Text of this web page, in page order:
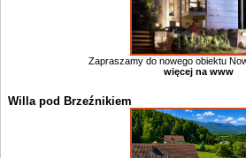
Zapraszamy do nowego obiektu
więcej na www
Willa pod Brzeźnikiem